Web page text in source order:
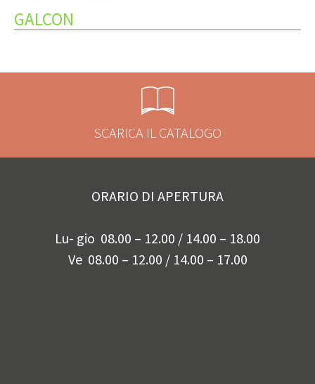
GALCON
SCARICA IL CATALOGO
ORARIO DI APERTURA
Lu- gio 08.00 – 12.00 / 14.00 – 18.00
Ve 08.00 – 12.00 / 14.00 – 17.00